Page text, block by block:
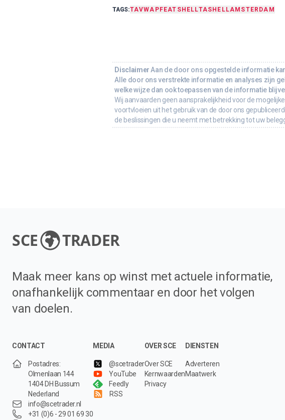
TAGS:TAVWAPFEAT SHELLTASHELLAMSTERDAM
Disclaimer Aan de door ons opgestelde informatie
Alle door ons verstrekte informatie en analyses zijn
welke wijze dan ook toepassen van de informatie
Wij aanvaarden geen aansprakelijkheid voor de
voortvloeien uit het gebruik van de door ons
de beslissingen die u neemt met betrekking tot uw
SCE TRADER
Maak meer kans op winst met actuele informatie,
onafhankelijk commentaar en door het volgen
van doelen.
CONTACT
Postadres:
Olmenlaan 144
1404 DH Bussum
Nederland
info@scetrader.nl
+31 (0)6 - 29 01 69 30
MEDIA
@scetrader
YouTube
Feedly
RSS
OVER SCE
Over SCE
Kernwaarden
Privacy
DIENSTEN
Adverteren
Maatwerk